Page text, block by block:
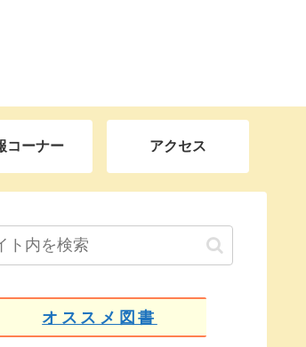
コーナー アクセス
オススメ図書